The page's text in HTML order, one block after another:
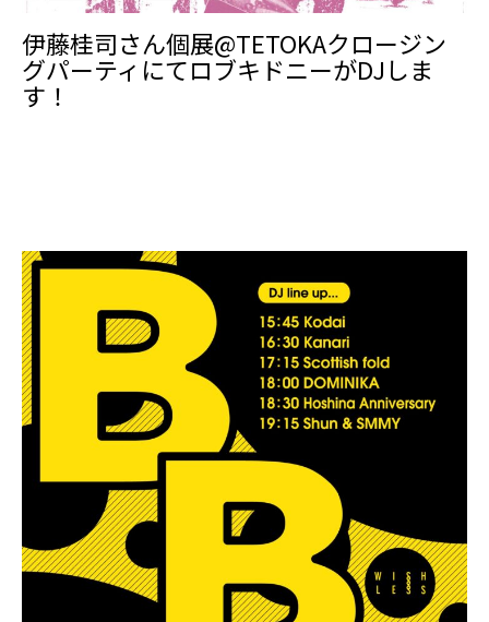
伊藤桂司さん個展@TETOKAクロージン
グパーティにてロブキドニーがDJしま
す！